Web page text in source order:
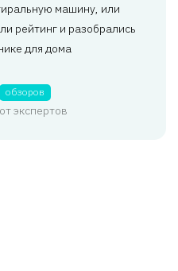
машину, или
рейтинг и разобрались
для дома
обзоров
от экспертов